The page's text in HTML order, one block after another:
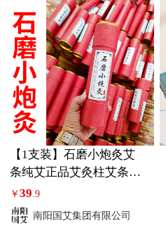
【1支装】石磨小炮灸艾
条纯艾正品艾灸柱艾条纯
艾草叶香
￥39 .9
南阳国艾集团有限公司